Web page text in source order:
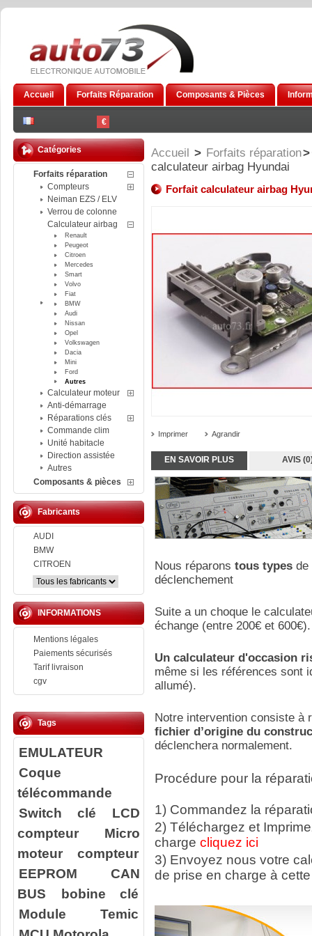
€
Accueil Forfaits Réparation Composants & Pièces
Catégories
Forfaits réparation
Compteurs
Neiman EZS / ELV
Verrou de colonne
Calculateur airbag
Renault
Peugeot
Citroen
Mercedes
Smart
Volvo
Fiat
BMW
Audi
Nissan
Opel
Volkswagen
Dacia
Mini
Ford
Autres
Calculateur moteur
Anti-démarrage
Réparations clés
Commande clim
Unité habitacle
Direction assistée
Autres
Composants & pièces
Fabricants
AUDI
BMW
CITROEN
INFORMATIONS
Mentions légales
Paiements sécurisés
Tarif livraison
cgv
Tags
EMULATEUR
Coque
télécommande
Switch clé
LCD
compteur
Micro
moteur compteur
EEPROM
CAN
BUS
bobine clé
Module Temic
Accueil > Forfaits réparation>
calculateur airbag Hyundai
Forfait calculateur airbag
Imprimer Agrandir
EN SAVOIR PLUS AVIS
Nous réparons tous types de
déclenchement
Suite a un choque le
échange (entre 200€ et 600€).
Un calculateur d'occasion
même si les références sont
allumé).
Notre intervention consiste à r
fichier d’origine du
déclenchera normalement.
Procédure pour la
1) Commandez la
2) Téléchargez et
charge cliquez ici
3) Envoyez nous votre
de prise en charge à